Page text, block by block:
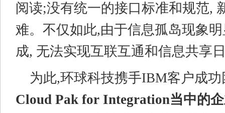
阅读;没有统一的接口标准和规范,
难。不仅如此,由于信息孤岛现象
成, 无法实现互联互通和信息共享
为此,环球科技携手IBM客户成
Cloud Pak for Integration当中的